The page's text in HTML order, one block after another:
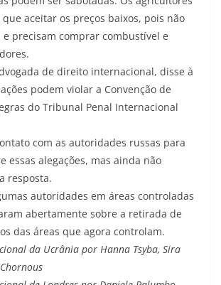
aceitar os preços baixos, pois não
precisam comprar combustível e
de direito internacional, disse à
podem violar a Convenção de
do Tribunal Penal Internacional
com as autoridades russas para
essas alegações, mas ainda não
resposta.
autoridades em áreas controladas
abertamente sobre a retirada de
das áreas que agora controlam.
da Ucrânia por Hanna Tsyba, Sira